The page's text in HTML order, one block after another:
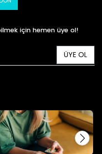
için hemen üye ol!
ÜYE OL